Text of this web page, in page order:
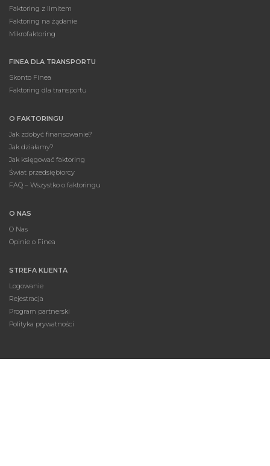
Faktoring z limitem
Faktoring na żądanie
Mikrofaktoring
FINEA DLA TRANSPORTU
Skonto Finea
Faktoring dla transportu
O FAKTORINGU
Jak zdobyć finansowanie?
Jak działamy?
Jak księgować faktoring
Świat przedsiębiorcy
FAQ – Wszystko o faktoringu
O NAS
O Nas
Opinie o Finea
STREFA KLIENTA
Logowanie
Rejestracja
Program partnerski
Polityka prywatności